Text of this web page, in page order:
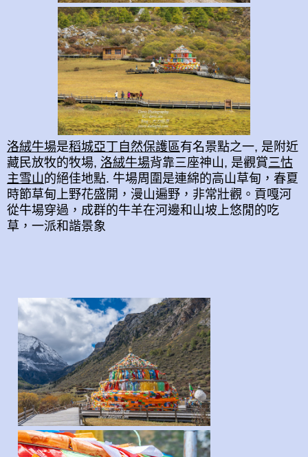
洛絨牛場是稻城亞丁自然保護區有名景點之一, 是附近
藏民放牧的牧場, 洛絨牛場背靠三座神山, 是觀賞三怙
主雪山 的絕佳地點. 牛場周圍是連綿的高山草甸，春夏
時節草甸上野花盛開，漫山遍野，非常壯觀。貢嘎河
從牛場穿過，成群的牛羊在河邊和山坡上悠閒的吃
草，一派和諧景象